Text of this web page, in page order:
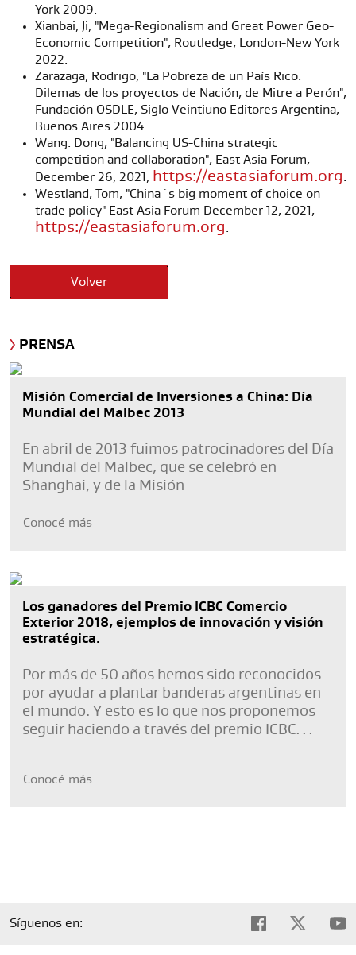
York 2009.
Xianbai, Ji, "Mega-Regionalism and Great Power Geo-
Economic Competition", Routledge, London-New York
2022.
Zarazaga, Rodrigo, "La Pobreza de un País Rico.
Dilemas de los proyectos de Nación, de Mitre a Perón",
Fundación OSDLE, Siglo Veintiuno Editores Argentina,
Buenos Aires 2004.
Wang. Dong, "Balancing US-China strategic
competition and collaboration", East Asia Forum,
December 26, 2021, https://eastasiaforum.org
Westland, Tom, "China´s big moment of choice on
trade policy" East Asia Forum December 12, 2021,
https://eastasiaforum.org
Volver
PRENSA
Misión Comercial de Inversiones a China: Día
Mundial del Malbec 2013
En abril de 2013 fuimos patrocinadores del Día
Mundial del Malbec, que se celebró en
Shanghai, y de la Misión
Conocé más
Los ganadores del Premio ICBC Comercio
Exterior 2018, ejemplos de innovación y visión
estratégica.
Por más de 50 años hemos sido reconocidos
por ayudar a plantar banderas argentinas en
el mundo. Y esto es lo que nos proponemos
seguir haciendo a través del premio ICBC
Conocé más
Síguenos en: